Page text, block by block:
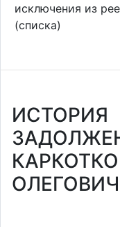
исключения из
(списка)
ИСТОРИЯ
ОЛЕГОВИЧ